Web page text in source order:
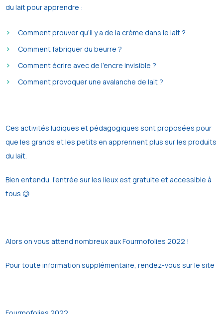
du lait pour apprendre :
Comment prouver qu’il y a de la crème dans le lait ?
Comment fabriquer du beurre ?
Comment écrire avec de l’encre invisible ?
Comment provoquer une avalanche de lait ?
Ces activités ludiques et pédagogiques sont proposées pour
que les grands et les petits en apprennent plus sur les produits
du lait.
Bien entendu, l’entrée sur les lieux est gratuite et accessible à
tous 😉
Alors on vous attend nombreux aux Fourmofolies 2022 !
Pour toute information supplémentaire, rendez-vous surle site